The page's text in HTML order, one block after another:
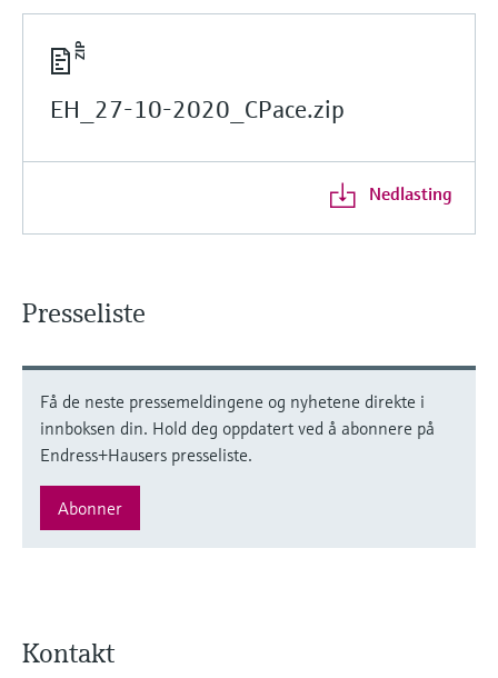
EH_27-10-2020_CPace.zip
Nedlasting
Presseliste
Få de neste pressemeldingene og nyhetene direkte i
innboksen din. Hold deg oppdatert ved å abonnere på
Endress+Hausers presseliste.
Abonner
Kontakt